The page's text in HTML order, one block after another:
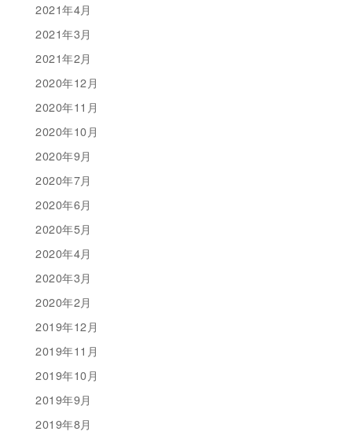
2021年4月
2021年3月
2021年2月
2020年12月
2020年11月
2020年10月
2020年9月
2020年7月
2020年6月
2020年5月
2020年4月
2020年3月
2020年2月
2019年12月
2019年11月
2019年10月
2019年9月
2019年8月